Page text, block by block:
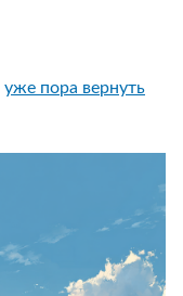
уже пора вернуть